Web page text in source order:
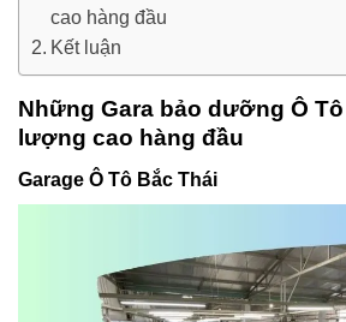
cao hàng đầu
Kết luận
Những Gara bảo dưỡng Ô
lượng cao hàng đầu
Garage Ô Tô Bắc Thái